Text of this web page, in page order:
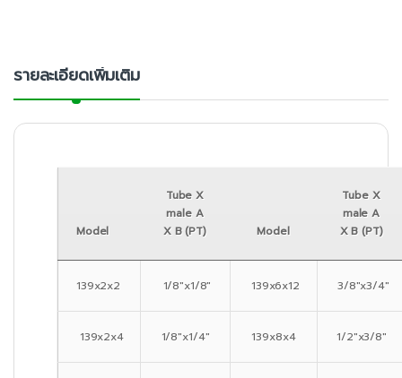
รายละเอียดเพิ่มเติม
Model
Tube X
male A
X B (PT)
Model
Tube X
male A
X B (PT)
139x2x2 1/8″x1/8″ 139x6x12 3/8″x3/4″
139x2x4 1/8″x1/4″ 139x8x4 1/2″x3/8″